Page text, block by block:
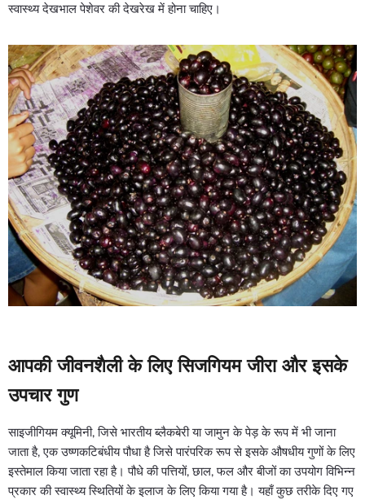
स्वास्थ्य देखभाल पेशेवर की देखरेख में होना चाहिए।
आपकी जीवनशैली के लिए सिजगियम जीरा और इसके
उपचार गुण
साइजीगियम क्यूमिनी, जिसे भारतीय ब्लैकबेरी या जामुन के पेड़ के रूप में भी जाना
जाता है, एक उष्णकटिबंधीय पौधा है जिसे पारंपरिक रूप से इसके औषधीय गुणों के लिए
इस्तेमाल किया जाता रहा है। पौधे की पत्तियों, छाल, फल और बीजों का उपयोग विभिन्न
प्रकार की स्वास्थ्य स्थितियों के इलाज के लिए किया गया है। यहाँ कुछ तरीके दिए गए